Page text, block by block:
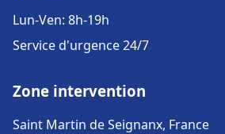
Lun-Ven: 8h-19h
Service d'urgence 24/7
Zone intervention
Saint Martin de Seignanx, France